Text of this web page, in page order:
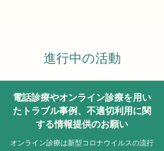
進行中の活動
電話診療やオンライン診療を用い
たトラブル事例、不適切利用に関
する情報提供のお願い
オンライン診療は新型コロナウイルスの流行